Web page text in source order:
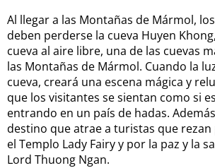
Al llegar a las Montañas de Mármol,
deben perderse la cueva Huyen
cueva al aire libre, una de las cuevas
las Montañas de Mármol. Cuando la
cueva, creará una escena mágica y
que los visitantes se sientan como si
entrando en un país de hadas.
destino que atrae a turistas que
el Templo Lady Fairy y por la paz y la
Lord Thuong Ngan.